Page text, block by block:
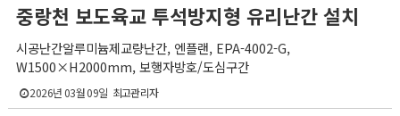
중랑천 보도육교 투석방지형 유리난간 설치
시공난간알루미늄제교량난간, 엔플랜, EPA-4002-G,
W1500×H2000mm, 보행자방호/도심구간
2026년 03월 09일 최고관리자